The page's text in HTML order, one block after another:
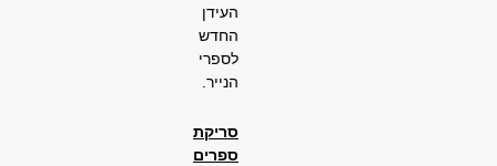
העידן
החדש
לספרי
הנייר.
סריקת
ספרים